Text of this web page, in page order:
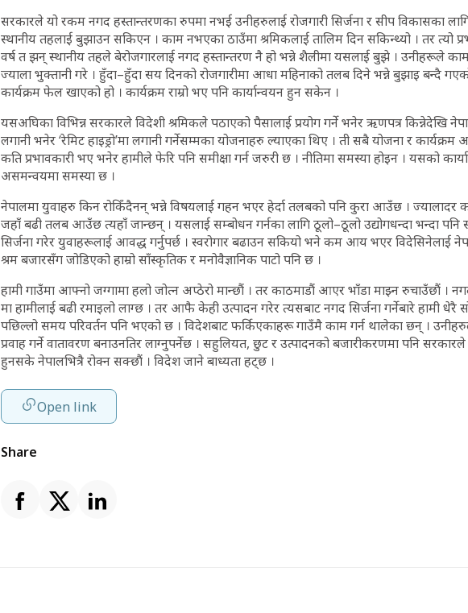
सरकारले यो रकम नगद हस्तान्तरणका रुपमा नभई उनीहरुलाई रोजगारी सिर्जना र सीप विकासका
स्थानीय तहलाई बुझाउन सकिएन । काम नभएका ठाउँमा श्रमिकलाई तालिम दिन सकिन्थ्यो । तर त्यो
वर्ष त झन् स्थानीय तहले बेरोजगारलाई नगद हस्तान्तरण नै हो भन्ने शैलीमा यसलाई बुझे । उनीहरूले
ज्याला भुक्तानी गरे । हुँदा–हुँदा सय दिनको रोजगारीमा आधा महिनाको तलब दिने भन्ने बुझाइ बन्दै
कार्यक्रम फेल खाएको हो । कार्यक्रम राम्रो भए पनि कार्यान्वयन हुन सकेन ।
यसअघिका विभिन्न सरकारले विदेशी श्रमिकले पठाएको पैसालाई प्रयोग गर्ने भनेर ऋणपत्र किन्नेदेखि
लगानी भनेर ‘रेमिट हाइड्रो’मा लगानी गर्नेसम्मका योजनाहरु ल्याएका थिए । ती सबै योजना र कार्यक्रम
कति प्रभावकारी भए भनेर हामीले फेरि पनि समीक्षा गर्न जरुरी छ । नीतिमा समस्या होइन । यसको
असमन्वयमा समस्या छ ।
नेपालमा युवाहरु किन रोकिँदैनन् भन्ने विषयलाई गहन भएर हेर्दा तलबको पनि कुरा आउँछ । ज्यालादर
जहाँ बढी तलब आउँछ त्यहाँ जान्छन् । यसलाई सम्बोधन गर्नका लागि ठूलो–ठूलो उद्योगधन्दा भन्दा पनि
सिर्जना गरेर युवाहरूलाई आवद्ध गर्नुपर्छ । स्वरोगार बढाउन सकियो भने कम आय भएर विदेसिनेलाई
श्रम बजारसँग जोडिएको हाम्रो साँस्कृतिक र मनोवैज्ञानिक पाटो पनि छ ।
हामी गाउँमा आफ्नो जग्गामा हलो जोत्न अप्ठेरो मान्छौं । तर काठमाडौं आएर भाँडा माझ्न रुचाउँछौं ।
मा हामीलाई बढी रमाइलो लाग्छ । तर आफै केही उत्पादन गरेर त्यसबाट नगद सिर्जना गर्नेबारे हामी धेरै
पछिल्लो समय परिवर्तन पनि भएको छ । विदेशबाट फर्किएकाहरू गाउँमै काम गर्न थालेका छन् ।
प्रवाह गर्ने वातावरण बनाउनतिर लाग्नुपर्नेछ । सहुलियत, छुट र उत्पादनको बजारीकरणमा पनि
हुनसके नेपालभित्रै रोक्न सक्छौं । विदेश जाने बाध्यता हट्छ ।
Open link
Share